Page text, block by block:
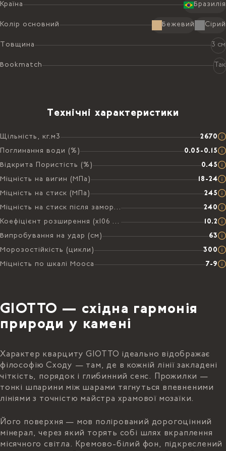
Країна Бразилія
Колір основний Бежевий Сірий
Товщина 3 см
Bookmatch Так
Технічні характеристики
Щільність, кг.м3
2670
Поглинання води (%)
0.05-0.15
Відкрита Пористість (%)
0.45
Міцність на вигин (МПа)
18-24
Міцність на стиск (МПа)
245
Міцність на стиск після заморожування (МПа)
240
Коефіцієнт розширення (х106 на °C)
10.2
Випробування на удар (см)
63
Морозостійкість (цикли)
300
Міцність по шкалі Мооса
7-9
GIOTTO — східна гармонія
природи у камені
Характер кварциту GIOTTO ідеально відображає
філософію Сходу — там, де в кожній лінії закладені
чіткість, порядок і глибинний сенс. Прожилки —
тонкі шпарини між шарами тягнуться впевненими
лініями з точністю майстра храмової мозаїки.
Його поверхня — мов полірований дорогоцінний
мінерал, через який торять собі шлях вкраплення
місячного світла. Кремово-білий фон, підкреслений